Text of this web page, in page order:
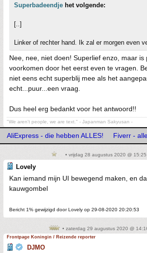
Superbadeendje het volgende:
[..]
Linker of rechter hand. Ik zal er morgen even
Nee, nee, niet doen! Superlief enzo, maar is
voorkomen door het eerst even te vragen.
niet eens echt superblij mee als het
echt...puur...een vraag.
Dus heel erg bedankt voor het antwoord!!
"We aren't people, we are text." - Japanman Sakyusan -
AliExpress - die hebben ALLES! Fiverr -
• vrijdag 28 augustus 2020 @ 15:25
Lovely
Kan iemand mijn UI bewegend maken, en
kauwgombel
Bericht 1% gewijzigd door Lovely op 29-08-2020 20:20:53
• zaterdag 29 augustus 2020 @
Frontpage Koningin / Reizende reporter
DJMO